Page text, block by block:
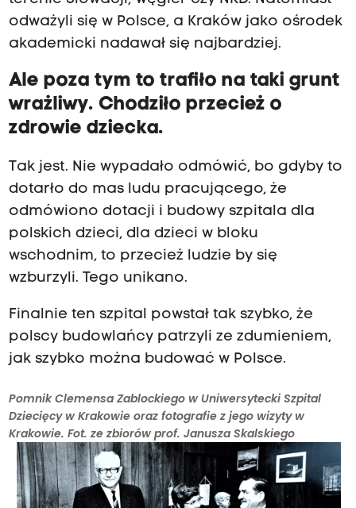
odważyli się w Polsce, a Kraków jako ośrodek
akademicki nadawał się najbardziej.
Ale poza tym to trafiło na taki grunt
wrażliwy. Chodziło przecież o
zdrowie dziecka.
Tak jest. Nie wypadało odmówić, bo gdyby to
dotarło do mas ludu pracującego, że
odmówiono dotacji i budowy szpitala dla
polskich dzieci, dla dzieci w bloku
wschodnim, to przecież ludzie by się
wzburzyli. Tego unikano.
Finalnie ten szpital powstał tak szybko, że
polscy budowlańcy patrzyli ze zdumieniem,
jak szybko można budować w Polsce.
Pomnik Clemensa Zablockiego w Uniwersytecki Szpital
Dziecięcy w Krakowie oraz fotografie z jego wizyty w
Krakowie. Fot. ze zbiorów prof. Janusza Skalskiego